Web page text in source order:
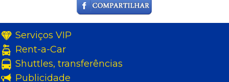
Serviços VIP
Rent-a-Car
Shuttles, transferências
Publicidade